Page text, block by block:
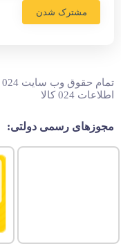
مشترک شدن
اطلاعات 024 کالا
مجوزهای رسمی دولتی: